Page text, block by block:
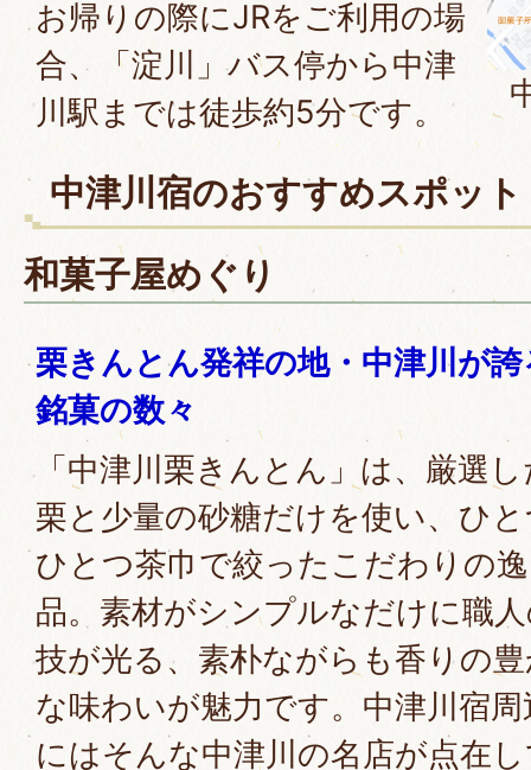
お帰りの際にJRをご利用の場
合、「淀川」バス停から中津
川駅までは徒歩約5分です。
中津川宿のおすすめスポット
和菓子屋めぐり
栗きんとん発祥の地・中津川が誇
銘菓の数々
「中津川栗きんとん」は、厳選
栗と少量の砂糖だけを使い、ひ
ひとつ茶巾で絞ったこだわりの逸
品。素材がシンプルなだけに職
技が光る、素朴ながらも香りの
な味わいが魅力です。中津川宿周
にはそんな中津川の名店が点在